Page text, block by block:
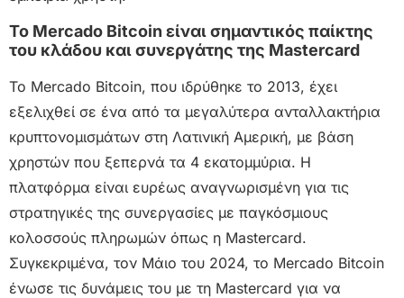
Το Mercado Bitcoin είναι σημαντικός παίκτης
του κλάδου και συνεργάτης της Mastercard
Το Mercado Bitcoin, που ιδρύθηκε το 2013, έχει
εξελιχθεί σε ένα από τα μεγαλύτερα ανταλλακτήρια
κρυπτονομισμάτων στη Λατινική Αμερική, με βάση
χρηστών που ξεπερνά τα 4 εκατομμύρια. Η
πλατφόρμα είναι ευρέως αναγνωρισμένη για τις
στρατηγικές της συνεργασίες με παγκόσμιους
κολοσσούς πληρωμών όπως η Mastercard.
Συγκεκριμένα, τον Μάιο του 2024, το Mercado Bitcoin
ένωσε τις δυνάμεις του με τη Mastercard για να